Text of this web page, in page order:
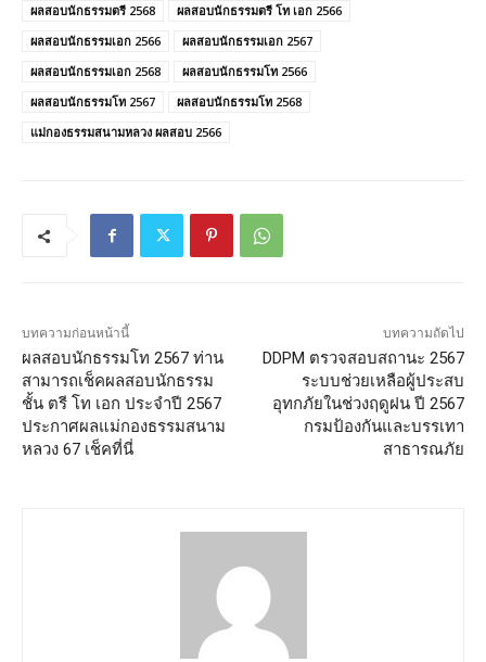
ผลสอบนักธรรมตรี 2568
ผลสอบนักธรรมตรี โท เอก 2566
ผลสอบนักธรรมเอก 2566
ผลสอบนักธรรมเอก 2567
ผลสอบนักธรรมเอก 2568
ผลสอบนักธรรมโท 2566
ผลสอบนักธรรมโท 2567
ผลสอบนักธรรมโท 2568
แม่กองธรรมสนามหลวง ผลสอบ 2566
บทความก่อนหน้านี้
ผลสอบนักธรรมโท 2567 ท่าน
สามารถเช็คผลสอบนักธรรม
ชั้น ตรี โท เอก ประจำปี 2567
ประกาศผลแม่กองธรรมสนาม
หลวง 67 เช็คที่นี่
บทความถัดไป
DDPM ตรวจสอบสถานะ 2567
ระบบช่วยเหลือผู้ประสบ
อุทกภัยในช่วงฤดูฝน ปี 2567
กรมป้องกันและบรรเทา
สาธารณภัย